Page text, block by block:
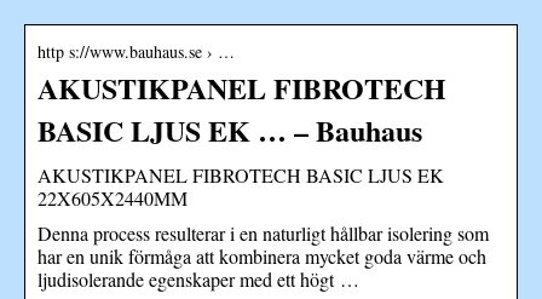
http s://www.bauhaus.se › …
AKUSTIKPANEL FIBROTECH
BASIC LJUS EK … – Bauhaus
AKUSTIKPANEL FIBROTECH BASIC LJUS EK
22X605X2440MM
Denna process resulterar i en naturligt hållbar isolering som
har en unik förmåga att kombinera mycket goda värme och
ljudisolerande egenskaper med ett högt …